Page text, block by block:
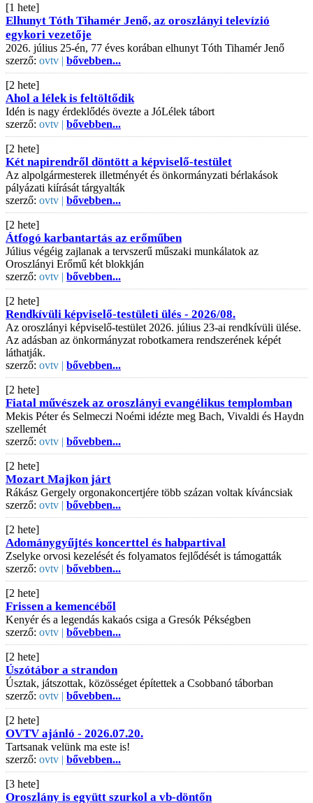
[1 hete]
Elhunyt Tóth Tihamér Jenő, az oroszlányi televízió
egykori vezetője
2026. július 25-én, 77 éves korában elhunyt Tóth Tihamér Jenő
szerző: ovtv | bővebben...
[2 hete]
Ahol a lélek is feltöltődik
Idén is nagy érdeklődés övezte a JóLélek tábort
szerző: ovtv | bővebben...
[2 hete]
Két napirendről döntött a képviselő-testület
Az alpolgármesterek illetményét és önkormányzati bérlakások
pályázati kiírását tárgyalták
szerző: ovtv | bővebben...
[2 hete]
Átfogó karbantartás az erőműben
Július végéig zajlanak a tervszerű műszaki munkálatok az
Oroszlányi Erőmű két blokkján
szerző: ovtv | bővebben...
[2 hete]
Rendkívüli képviselő-testületi ülés - 2026/08.
Az oroszlányi képviselő-testület 2026. július 23-ai rendkívüli ülése.
Az adásban az önkormányzat robotkamera rendszerének képét
láthatják.
szerző: ovtv | bővebben...
[2 hete]
Fiatal művészek az oroszlányi evangélikus templomban
Mekis Péter és Selmeczi Noémi idézte meg Bach, Vivaldi és Haydn
szellemét
szerző: ovtv | bővebben...
[2 hete]
Mozart Majkon járt
Rákász Gergely orgonakoncertjére több százan voltak kíváncsiak
szerző: ovtv | bővebben...
[2 hete]
Adománygyűjtés koncerttel és habpartival
Zselyke orvosi kezelését és folyamatos fejlődését is támogatták
szerző: ovtv | bővebben...
[2 hete]
Frissen a kemencéből
Kenyér és a legendás kakaós csiga a Gresók Pékségben
szerző: ovtv | bővebben...
[2 hete]
Úszótábor a strandon
Úsztak, játszottak, közösséget építettek a Csobbanó táborban
szerző: ovtv | bővebben...
[2 hete]
OVTV ajánló - 2026.07.20.
Tartsanak velünk ma este is!
szerző: ovtv | bővebben...
[3 hete]
Oroszlány is együtt szurkol a vb-döntőn